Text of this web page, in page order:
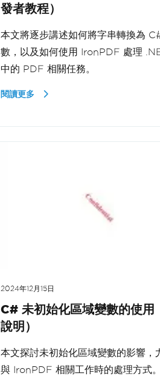
發者教程）
本文將逐步講述如何將字串轉換為
數，以及如何使用 IronPDF 處理
中的 PDF 相關任務。
閱讀更多
2024年12月15日
C# 未初始化區域變數的使用
說明）
本文探討未初始化區域變數的影響，
與 IronPDF 相關工作時的處理方式。